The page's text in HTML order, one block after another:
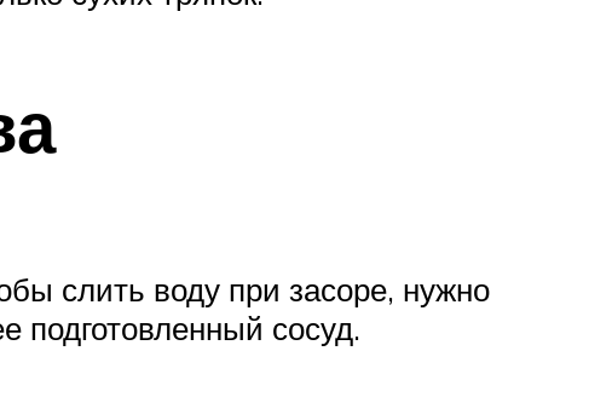
слить воду при засоре, нужно
подготовленный сосуд.